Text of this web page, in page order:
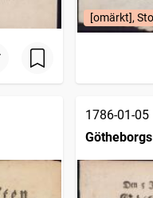
[omärkt],
1786-01-05